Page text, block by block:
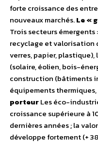
forte croissance des
nouveaux marchés.Le «
Trois secteurs
recyclage et valorisation
verres, papier,
(solaire, éolien, bois-
construction (bâtiments
équipements
porteurLes éco-
croissance supérieure à
dernières années ; la
développe fortement (+